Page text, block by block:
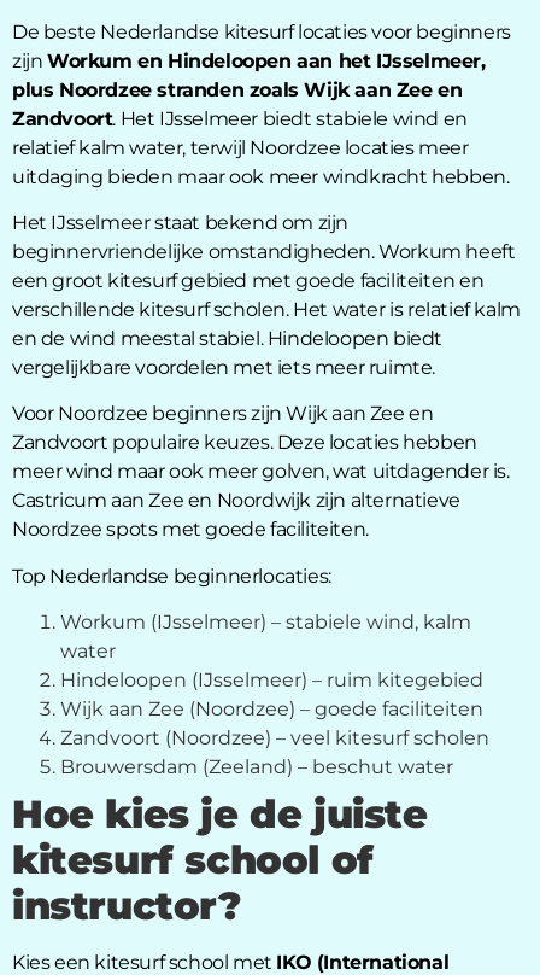
De beste Nederlandse kitesurf locaties voor beginners
zijn Workum en Hindeloopen aan het IJsselmeer,
plus Noordzee stranden zoals Wijk aan Zee en
Zandvoort. Het IJsselmeer biedt stabiele wind en
relatief kalm water, terwijl Noordzee locaties meer
uitdaging bieden maar ook meer windkracht hebben.
Het IJsselmeer staat bekend om zijn
beginnervriendelijke omstandigheden. Workum heeft
een groot kitesurf gebied met goede faciliteiten en
verschillende kitesurf scholen. Het water is relatief kalm
en de wind meestal stabiel. Hindeloopen biedt
vergelijkbare voordelen met iets meer ruimte.
Voor Noordzee beginners zijn Wijk aan Zee en
Zandvoort populaire keuzes. Deze locaties hebben
meer wind maar ook meer golven, wat uitdagender is.
Castricum aan Zee en Noordwijk zijn alternatieve
Noordzee spots met goede faciliteiten.
Top Nederlandse beginnerlocaties:
Workum (IJsselmeer) – stabiele wind, kalm
water
Hindeloopen (IJsselmeer) – ruim kitegebied
Wijk aan Zee (Noordzee) – goede faciliteiten
Zandvoort (Noordzee) – veel kitesurf scholen
Brouwersdam (Zeeland) – beschut water
Hoe kies je de juiste
kitesurf school of
instructor?
Kies een kitesurf school met IKO (International